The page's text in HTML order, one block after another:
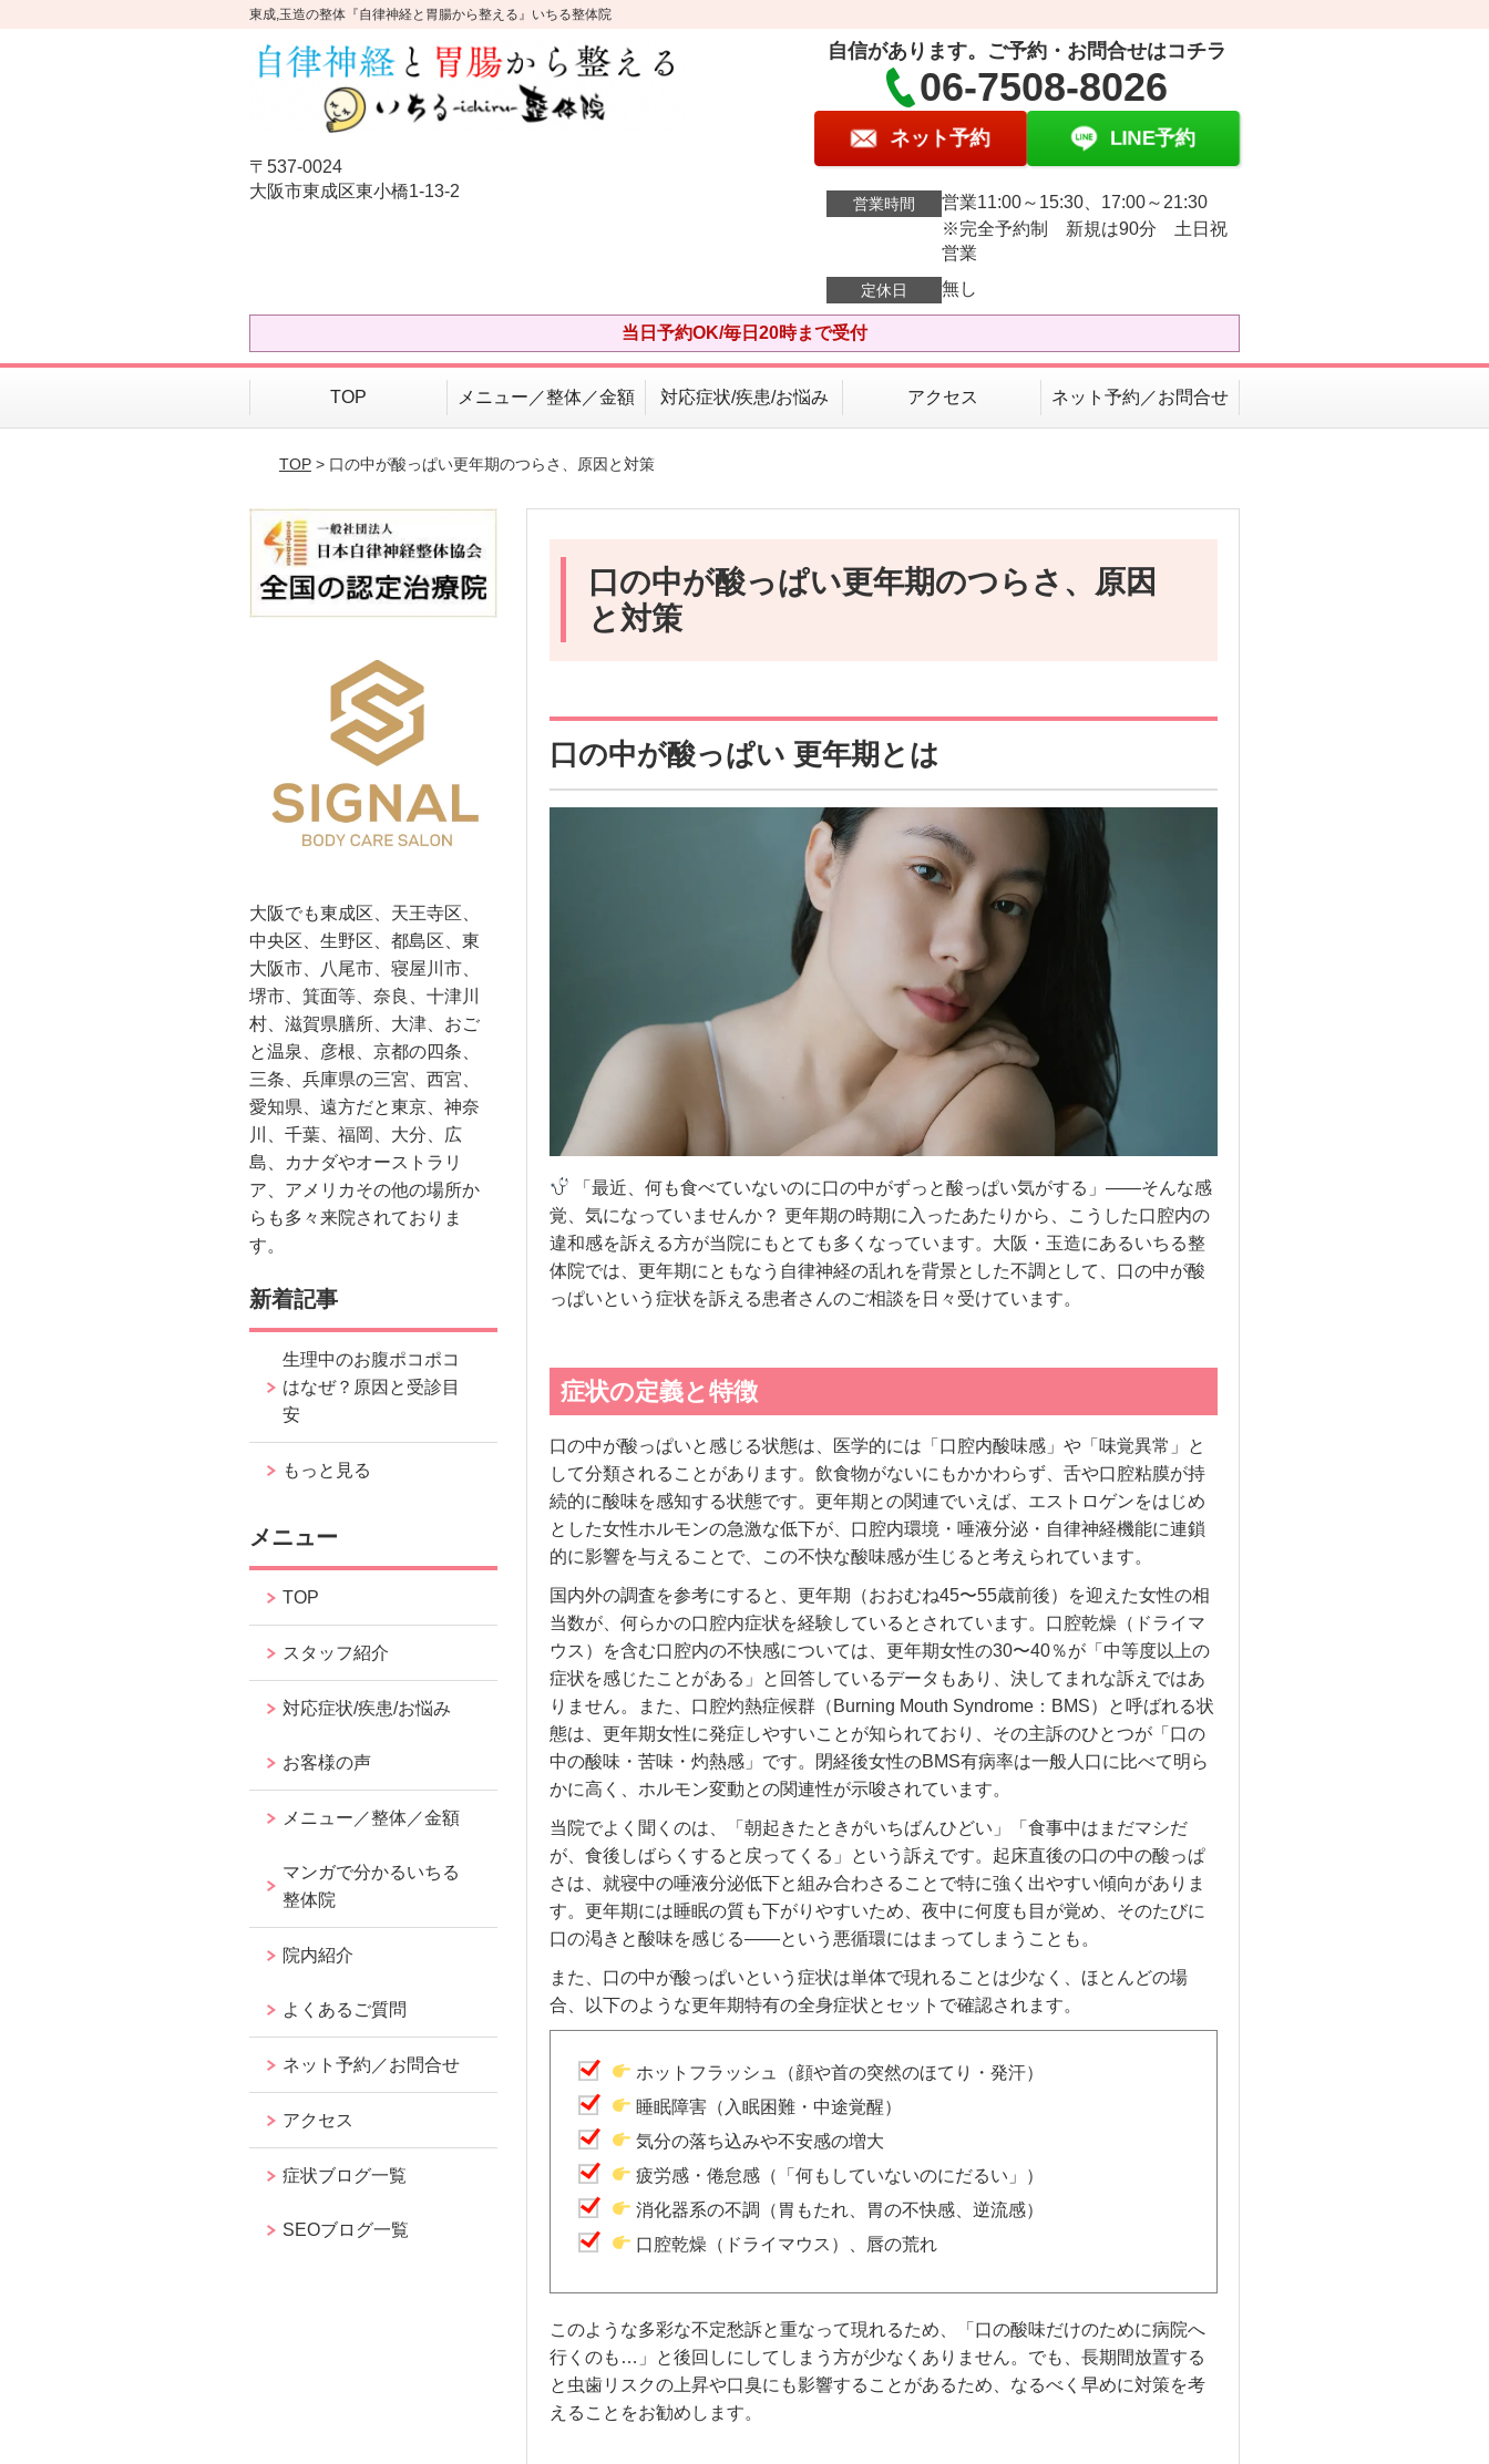
東成,玉造の整体『自律神経と胃腸から整える』いちる整体院
〒537-0024
大阪市東成区東小橋1-13-2
自信があります。ご予約・お問合せはコチラ
06-7508-8026
ネット予約 LINE予約
営業時間
営業11:00～15:30、17:00～21:30
※完全予約制 新規は90分 土日祝
営業
定休日 無し
当日予約OK/毎日20時まで受付
TOP メニュー／整体／金額 対応症状/疾患/お悩み アクセス ネット予約／お問合せ
TOP> 口の中が酸っぱい更年期のつらさ、原因と対策
口の中が酸っぱい更年期のつらさ、原因
と対策
口の中が酸っぱい 更年期とは
「最近、何も食べていないのに口の中がずっと酸っぱい気がする」――そんな感
覚、気になっていませんか？ 更年期の時期に入ったあたりから、こうした口腔内の
違和感を訴える方が当院にもとても多くなっています。大阪・玉造にあるいちる整
体院では、更年期にともなう自律神経の乱れを背景とした不調として、口の中が酸
っぱいという症状を訴える患者さんのご相談を日々受けています。
症状の定義と特徴
口の中が酸っぱいと感じる状態は、医学的には「口腔内酸味感」や「味覚異常」と
して分類されることがあります。飲食物がないにもかかわらず、舌や口腔粘膜が持
続的に酸味を感知する状態です。更年期との関連でいえば、エストロゲンをはじめ
とした女性ホルモンの急激な低下が、口腔内環境・唾液分泌・自律神経機能に連鎖
的に影響を与えることで、この不快な酸味感が生じると考えられています。
国内外の調査を参考にすると、更年期（おおむね45〜55歳前後）を迎えた女性の相
当数が、何らかの口腔内症状を経験しているとされています。口腔乾燥（ドライマ
ウス）を含む口腔内の不快感については、更年期女性の30〜40％が「中等度以上の
症状を感じたことがある」と回答しているデータもあり、決してまれな訴えではあ
りません。また、口腔灼熱症候群（Burning Mouth Syndrome：BMS）と呼ばれる状
態は、更年期女性に発症しやすいことが知られており、その主訴のひとつが「口の
中の酸味・苦味・灼熱感」です。閉経後女性のBMS有病率は一般人口に比べて明ら
かに高く、ホルモン変動との関連性が示唆されています。
当院でよく聞くのは、「朝起きたときがいちばんひどい」「食事中はまだマシだ
が、食後しばらくすると戻ってくる」という訴えです。起床直後の口の中の酸っぱ
さは、就寝中の唾液分泌低下と組み合わさることで特に強く出やすい傾向がありま
す。更年期には睡眠の質も下がりやすいため、夜中に何度も目が覚め、そのたびに
口の渇きと酸味を感じる――という悪循環にはまってしまうことも。
また、口の中が酸っぱいという症状は単体で現れることは少なく、ほとんどの場
合、以下のような更年期特有の全身症状とセットで確認されます。
ホットフラッシュ（顔や首の突然のほてり・発汗）
睡眠障害（入眠困難・中途覚醒）
気分の落ち込みや不安感の増大
疲労感・倦怠感（「何もしていないのにだるい」）
消化器系の不調（胃もたれ、胃の不快感、逆流感）
口腔乾燥（ドライマウス）、唇の荒れ
このような多彩な不定愁訴と重なって現れるため、「口の酸味だけのために病院へ
行くのも…」と後回しにしてしまう方が少なくありません。でも、長期間放置する
と虫歯リスクの上昇や口臭にも影響することがあるため、なるべく早めに対策を考
えることをお勧めします。
大阪でも東成区、天王寺区、
中央区、生野区、都島区、東
大阪市、八尾市、寝屋川市、
堺市、箕面等、奈良、十津川
村、滋賀県膳所、大津、おご
と温泉、彦根、京都の四条、
三条、兵庫県の三宮、西宮、
愛知県、遠方だと東京、神奈
川、千葉、福岡、大分、広
島、カナダやオーストラリ
ア、アメリカその他の場所か
らも多々来院されておりま
す。
新着記事
生理中のお腹ポコポコ
はなぜ？原因と受診目
安
もっと見る
メニュー
TOP
スタッフ紹介
対応症状/疾患/お悩み
お客様の声
メニュー／整体／金額
マンガで分かるいちる
整体院
院内紹介
よくあるご質問
ネット予約／お問合せ
アクセス
症状ブログ一覧
SEOブログ一覧